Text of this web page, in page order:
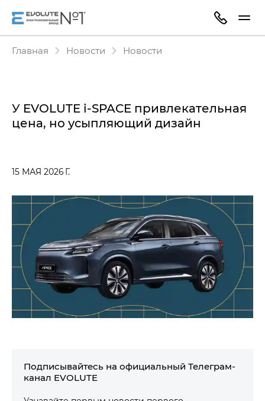
Главная Новости Новости
У EVOLUTE i‑SPACE привлекательная
цена, но усыпляющий дизайн
15 МАЯ 2026 Г.
Подписывайтесь на официальный Телеграм-
канал EVOLUTE